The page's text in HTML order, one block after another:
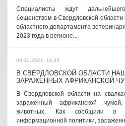
Специалисты ждут
бешенством в Свердловской области
областного департамента
2023 года в регионе...
08.10.2021, 16:49
В СВЕРДЛОВСКОЙ ОБЛАСТИ
ЗАРАЖЕННЫХ АФРИКАНСКОЙ
В Свердловской области на
зараженный африканской
животных. Как сообщили в
информационной политики,